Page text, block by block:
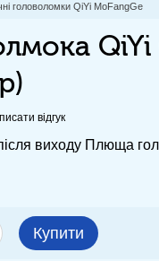
головоломки QiYi MoFangGe
відгук
виходу Плюща
Купити